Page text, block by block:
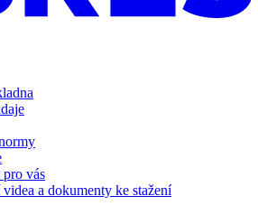
vás
a dokumenty ke stažení